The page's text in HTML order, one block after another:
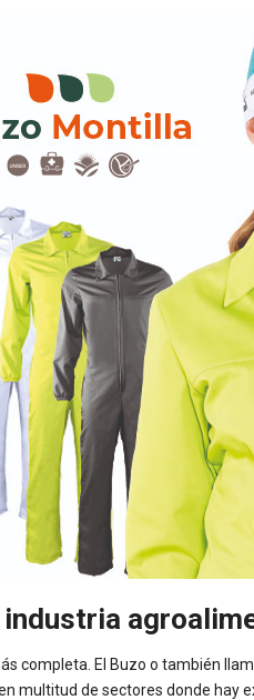
industria
completa. El Buzo o también
multitud de sectores donde hay